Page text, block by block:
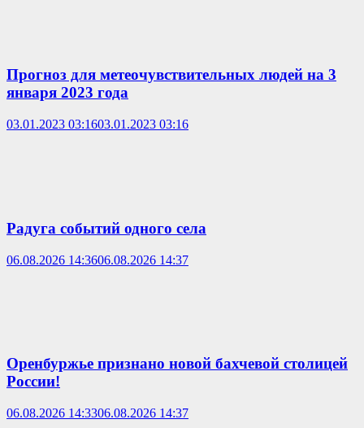
Прогноз для метеочувствительных людей на 3
января 2023 года
03.01.2023 03:1603.01.2023 03:16
Радуга событий одного села
06.08.2026 14:3606.08.2026 14:37
Оренбуржье признано новой бахчевой столицей
России!
06.08.2026 14:3306.08.2026 14:37